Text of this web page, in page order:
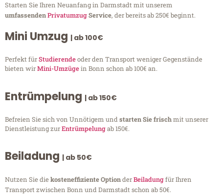
Starten Sie Ihren Neuanfang in Darmstadt mit unserem
umfassendenPrivatumzugService, der bereits ab 250€ beginnt.
Mini Umzug | ab 100€
Perfekt fürStudierendeoder den Transport weniger Gegenstände
bieten wirMini-Umzügein Bonn schon ab 100€ an.
Entrümpelung | ab 150€
Befreien Sie sich von Unnötigem undstarten Sie frischmit unserer
Dienstleistung zurEntrümpelungab 150€.
Beiladung | ab 50€
Nutzen Sie diekosteneffiziente OptionderBeiladungfür Ihren
Transport zwischen Bonn und Darmstadt schon ab 50€.